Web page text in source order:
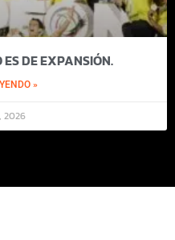
DE EXPANSIÓN.
»
2026